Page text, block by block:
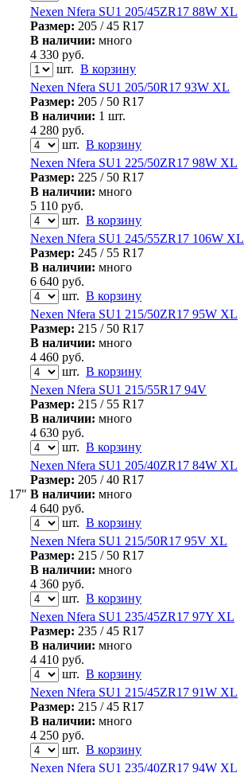
17"
Nexen Nfera SU1 205/45ZR17 88W XL
Размер: 205 / 45 R17
В наличии: много
4 330 руб.
шт. В корзину
Nexen Nfera SU1 205/50R17 93W XL
Размер: 205 / 50 R17
В наличии: 1 шт.
4 280 руб.
шт. В корзину
Nexen Nfera SU1 225/50ZR17 98W XL
Размер: 225 / 50 R17
В наличии: много
5 110 руб.
шт. В корзину
Nexen Nfera SU1 245/55ZR17 106W XL
Размер: 245 / 55 R17
В наличии: много
6 640 руб.
шт. В корзину
Nexen Nfera SU1 215/50ZR17 95W XL
Размер: 215 / 50 R17
В наличии: много
4 460 руб.
шт. В корзину
Nexen Nfera SU1 215/55R17 94V
Размер: 215 / 55 R17
В наличии: много
4 630 руб.
шт. В корзину
Nexen Nfera SU1 205/40ZR17 84W XL
Размер: 205 / 40 R17
В наличии: много
4 640 руб.
шт. В корзину
Nexen Nfera SU1 215/50R17 95V XL
Размер: 215 / 50 R17
В наличии: много
4 360 руб.
шт. В корзину
Nexen Nfera SU1 235/45ZR17 97Y XL
Размер: 235 / 45 R17
В наличии: много
4 410 руб.
шт. В корзину
Nexen Nfera SU1 215/45ZR17 91W XL
Размер: 215 / 45 R17
В наличии: много
4 250 руб.
шт. В корзину
Nexen Nfera SU1 235/40ZR17 94W XL